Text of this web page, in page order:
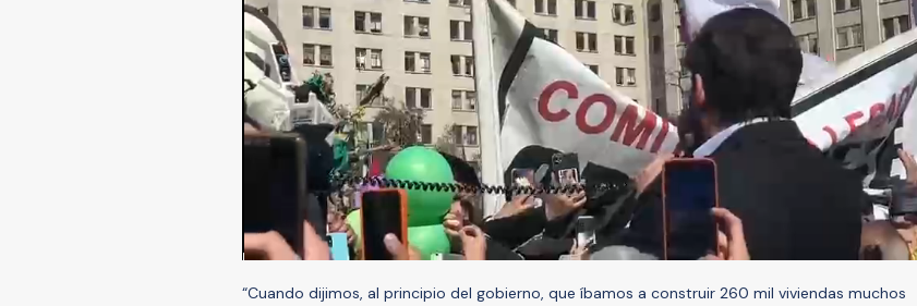
“Cuando dijimos, al principio del gobierno, que íbamos a construir 260 mil viviendas muchos